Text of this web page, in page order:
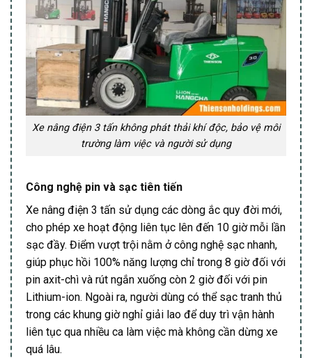
Xe nâng điện 3 tấn không phát thải khí độc, bảo vệ môi
trường làm việc và người sử dụng
Công nghệ pin và sạc tiên tiến
Xe nâng điện 3 tấn sử dụng các dòng ắc quy đời mới,
cho phép xe hoạt động liên tục lên đến 10 giờ mỗi lần
sạc đầy. Điểm vượt trội nằm ở công nghệ sạc nhanh,
giúp phục hồi 100% năng lượng chỉ trong 8 giờ đối với
pin axit-chì và rút ngắn xuống còn 2 giờ đối với pin
Lithium-ion. Ngoài ra, người dùng có thể sạc tranh thủ
trong các khung giờ nghỉ giải lao để duy trì vận hành
liên tục qua nhiều ca làm việc mà không cần dừng xe
quá lâu.